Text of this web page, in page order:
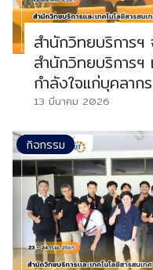
สำนักวิทยบริการ
สำนักวิทยบริการ
กำลังใจแก่บุคลากร
13 มีนาคม 2026
กิจกรรม